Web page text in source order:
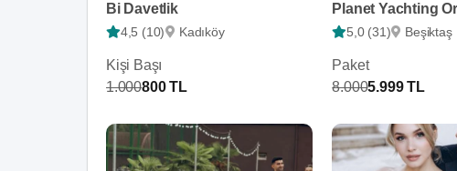
Bi Davetlik
4,5 (10) Kadıköy
Kişi Başı
1.000800 TL
Planet Yachting
5,0 (31) Beşiktaş
Paket
8.0005.999 TL